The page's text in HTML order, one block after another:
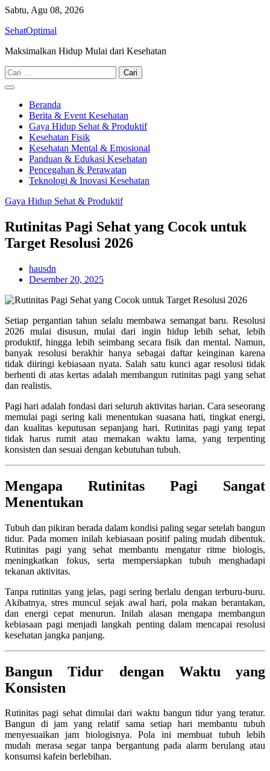
Skip
content
Sabtu, Agu 08, 2026
SehatOptimal
Maksimalkan Hidup Mulai dari Kesehatan
Cari
untuk:
Beranda
Berita & Event Kesehatan
Gaya Hidup Sehat & Produktif
Kesehatan Fisik
Kesehatan Mental & Emosional
Panduan & Edukasi Kesehatan
Pencegahan & Perawatan
Teknologi & Inovasi Kesehatan
Gaya Hidup Sehat & Produktif
Rutinitas Pagi Sehat yang Cocok untuk
Target Resolusi 2026
hausdn
Desember 20, 2025
Setiap pergantian tahun selalu membawa semangat baru. Resolusi
2026 mulai disusun, mulai dari ingin hidup lebih sehat, lebih
produktif, hingga lebih seimbang secara fisik dan mental. Namun,
banyak resolusi berakhir hanya sebagai daftar keinginan karena
tidak diiringi kebiasaan nyata. Salah satu kunci agar resolusi tidak
berhenti di atas kertas adalah membangun rutinitas pagi yang sehat
dan realistis.
Pagi hari adalah fondasi dari seluruh aktivitas harian. Cara seseorang
memulai pagi sering kali menentukan suasana hati, tingkat energi,
dan kualitas keputusan sepanjang hari. Rutinitas pagi yang tepat
tidak harus rumit atau memakan waktu lama, yang terpenting
konsisten dan sesuai dengan kebutuhan tubuh.
Mengapa Rutinitas Pagi Sangat
Menentukan
Tubuh dan pikiran berada dalam kondisi paling segar setelah bangun
tidur. Pada momen inilah kebiasaan positif paling mudah dibentuk.
Rutinitas pagi yang sehat membantu mengatur ritme biologis,
meningkatkan fokus, serta mempersiapkan tubuh menghadapi
tekanan aktivitas.
Tanpa rutinitas yang jelas, pagi sering berlalu dengan terburu-buru.
Akibatnya, stres muncul sejak awal hari, pola makan berantakan,
dan energi cepat menurun. Inilah alasan mengapa membangun
kebiasaan pagi menjadi langkah penting dalam mencapai resolusi
kesehatan jangka panjang.
Bangun Tidur dengan Waktu yang
Konsisten
Rutinitas pagi sehat dimulai dari waktu bangun tidur yang teratur.
Bangun di jam yang relatif sama setiap hari membantu tubuh
menyesuaikan jam biologisnya. Pola ini membuat tubuh lebih
mudah merasa segar tanpa bergantung pada alarm berulang atau
konsumsi kafein berlebihan.